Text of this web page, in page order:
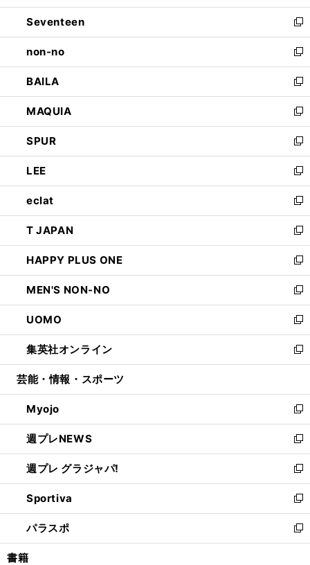
開
く
ウ
で
開
く
ン
ド
ウ
で
開
く
Seventeen
新
し
い
ウ
ィ
ン
ド
ウ
で
開
く
non-no
新
し
い
ウ
ィ
ン
ド
ウ
で
開
く
BAILA
新
し
い
ウ
ィ
ン
ド
ウ
で
開
く
MAQUIA
新
し
い
ウ
ィ
ン
ド
ウ
で
開
く
SPUR
新
し
い
ウ
ィ
ン
ド
ウ
で
開
く
LEE
新
し
い
ウ
ィ
ン
ド
ウ
で
開
く
eclat
新
し
い
ウ
ィ
ン
ド
ウ
で
開
く
T JAPAN
新
し
い
ウ
ィ
ン
ド
ウ
で
開
HAPPY PLUS ONE
新
し
い
ウ
ィ
ン
ド
ウ
開
く
MEN'S NON-NO
新
し
い
ウ
ィ
ン
ウ
で
開
く
UOMO
新
し
い
ウ
ン
ド
ウ
で
開
く
集英社オンライン
新
し
ウ
ィ
ン
ド
ウ
で
開
く
芸能・情報・スポーツ
Myojo
新
し
い
ウ
ィ
ン
ド
ウ
で
開
週プレNEWS
新
し
い
ウ
ィ
ン
ド
ウ
週プレ グラジャパ!
新
し
い
ウ
ィ
ン
Sportiva
新
し
い
ウ
パラスポ
新
し
書籍